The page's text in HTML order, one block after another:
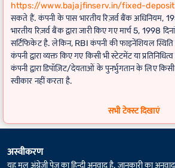
https://www.bajajfinserv.in/fixed-
सकते हैं. कंपनी के पास भारतीय रिज़र्व बैंक अधिनियम,
भारतीय रिज़र्व बैंक द्वारा जारी किए गए मार्च 5, 1998
सर्टिफिकेट है. लेकिन, RBI कंपनी की फाइनेंशियल स्थिति
कंपनी द्वारा व्यक्त किए गए किसी भी स्टेटमेंट या
कंपनी द्वारा डिपॉज़िट/देयताओं के पुनर्भुगतान के लिए किसी
स्वीकार नहीं करता है.
के लिए वास्तविक रिटर्न कुछ अलग-
सभी टेक्स्ट दिखाएं
अस्वीकरण
यह मूल अंग्रेज़ी पेज का हिन्दी अनुवाद है. जानकारी का